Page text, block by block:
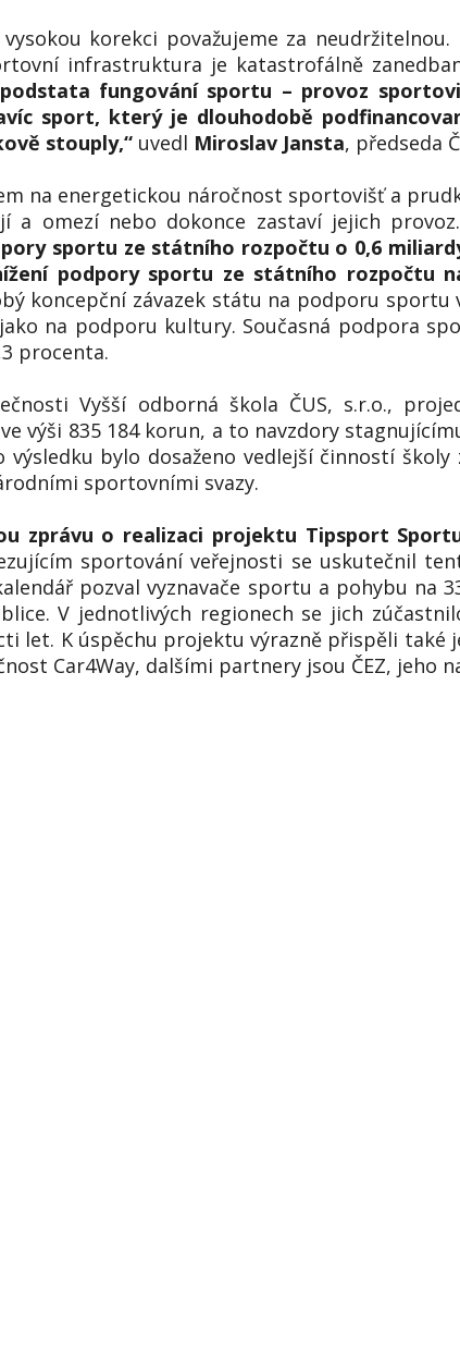
korekci považujeme za
infrastruktura je katastrofálně
fungování sportu – provoz
sport, který je dlouhodobě
stouply,“ uvedl Miroslav Jansta, předseda
na energetickou náročnost sportovišť a
omezí nebo dokonce zastaví jejich provoz.
sportu ze státního rozpočtu o 0,6
podpory sportu ze státního rozpočtu
koncepční závazek státu na podporu
na podporu kultury. Současná podpora
procenta.
Vyšší odborná škola ČUS, s.r.o.,
výši 835 184 korun, a to navzdory
bylo dosaženo vedlejší činností
sportovními svazy.
zprávu o realizaci projektu Tipsport
sportování veřejnosti se uskutečnil
pozval vyznavače sportu a pohybu na
V jednotlivých regionech se jich
let. K úspěchu projektu výrazně přispěli
Car4Way, dalšími partnery jsou ČEZ, jeho